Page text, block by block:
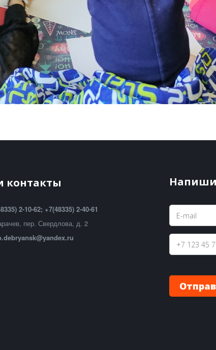
контакты
2-10-62; +7(48335) 2-40-61
, пер. Свердлова, д. 2